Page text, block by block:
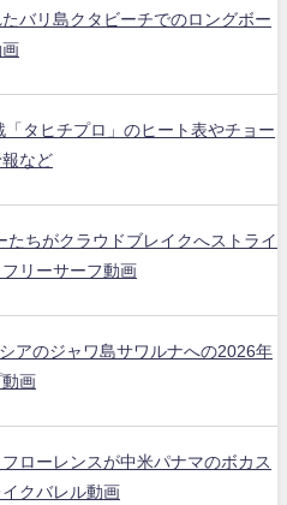
バリ島クタビーチでのロングボー
「タヒチプロ」のヒート表やチョー
など
たちがクラウドブレイクへストライ
リーサーフ動画
アのジャワ島サワルナへの2026年
画
ローレンスが中米パナマのボカス
クバレル動画